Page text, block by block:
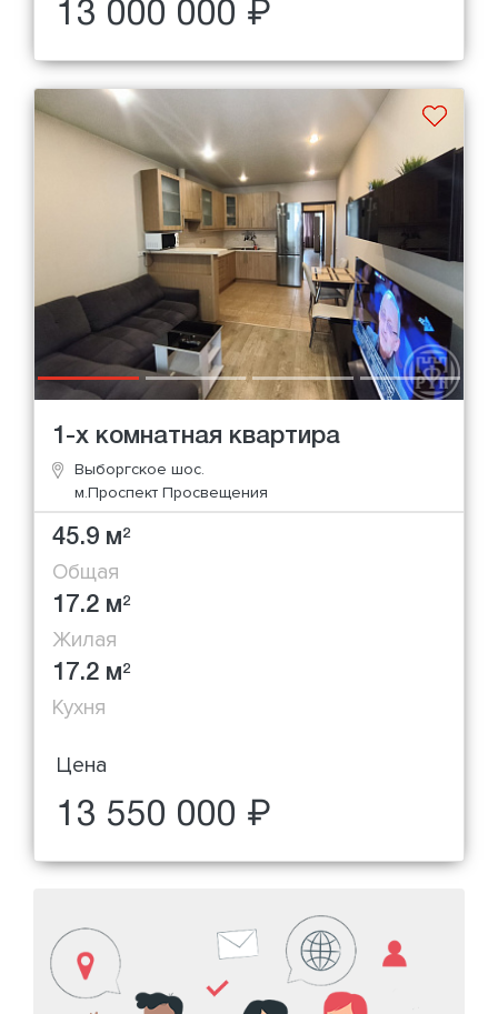
13 000 000 ₽
1-х комнатная квартира
Выборгское шос.
м.Проспект Просвещения
45.9 м2
Общая
17.2 м2
Жилая
17.2 м2
Кухня
Цена
13 550 000 ₽